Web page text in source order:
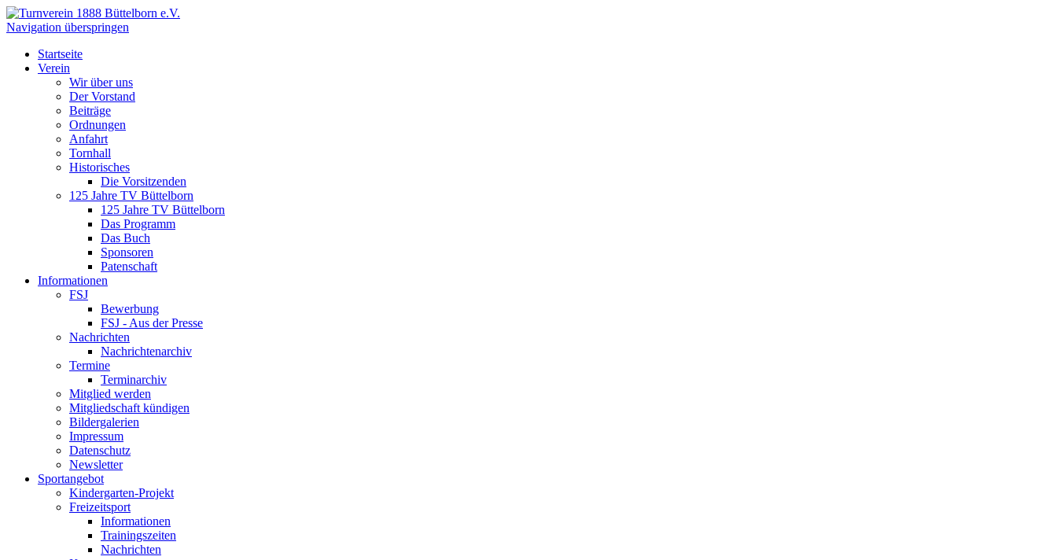
Navigation überspringen
Startseite
Verein
Wir über uns
Der Vorstand
Beiträge
Ordnungen
Anfahrt
Tornhall
Historisches
Die Vorsitzenden
125 Jahre TV Büttelborn
125 Jahre TV Büttelborn
Das Programm
Das Buch
Sponsoren
Patenschaft
Informationen
FSJ
Bewerbung
FSJ - Aus der Presse
Nachrichten
Nachrichtenarchiv
Termine
Terminarchiv
Mitglied werden
Mitgliedschaft kündigen
Bildergalerien
Impressum
Datenschutz
Newsletter
Sportangebot
Kindergarten-Projekt
Freizeitsport
Informationen
Trainingszeiten
Nachrichten